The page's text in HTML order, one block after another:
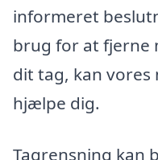
informeret
brug for at fjerne
dit tag, kan
hjælpe dig.
Tagrensning kan